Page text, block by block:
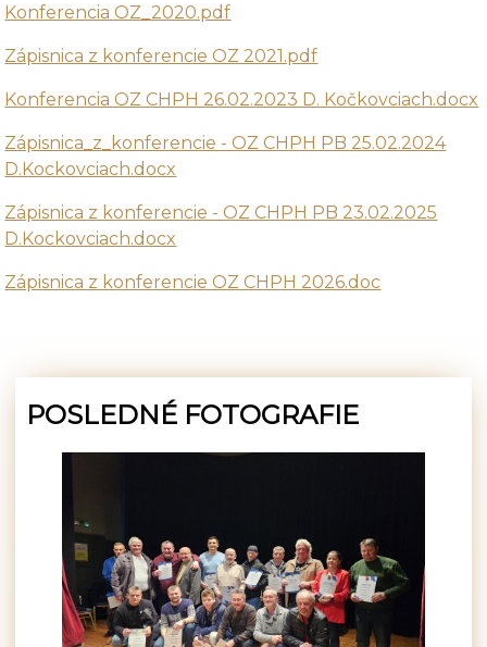
Konferencia OZ_2020.pdf
Zápisnica z konferencie OZ 2021.pdf
Konferencia OZ CHPH 26.02.2023 D. Kočkovciach.docx
Zápisnica_z_konferencie - OZ CHPH PB 25.02.2024
D.Kockovciach.docx
Zápisnica z konferencie - OZ CHPH PB 23.02.2025
D.Kockovciach.docx
Zápisnica z konferencie OZ CHPH 2026.doc
POSLEDNÉ FOTOGRAFIE